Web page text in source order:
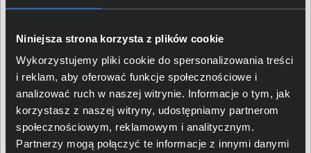
Niniejsza strona korzysta z plików cookie
Wykorzystujemy pliki cookie do spersonalizowania treści
i reklam, aby oferować funkcje społecznościowe i
analizować ruch w naszej witrynie. Informacje o tym, jak
korzystasz z naszej witryny, udostępniamy partnerom
społecznościowym, reklamowym i analitycznym.
Partnerzy mogą połączyć te informacje z innymi danymi
produktach niezależnych dostawców oprogramowania
obsługa nawet długotrwałych, intensywnie
wykorzystujących sztuczną inteligencję obciążeniach,
nie pobiera dużych ilości energii. Przekłada się to na kilka
zalet, jak oszczędność energii przy pracy mobilnej,
zmniejszona emisja ciepła oraz większa wydajność
komputera.